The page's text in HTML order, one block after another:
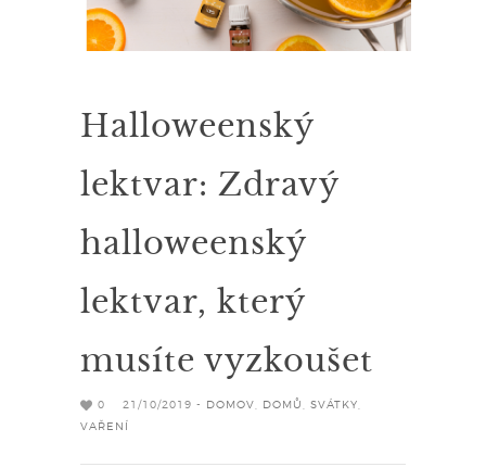
Halloweenský
lektvar: Zdravý
halloweenský
lektvar, který
musíte vyzkoušet
0 21/10/2019 - DOMOV DOMŮ SVÁTKY
VAŘENÍ